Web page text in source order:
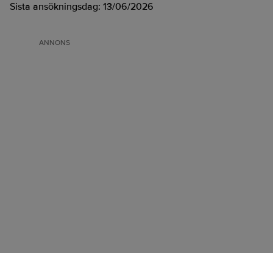
Sista ansökningsdag: 13/06/2026
ANNONS